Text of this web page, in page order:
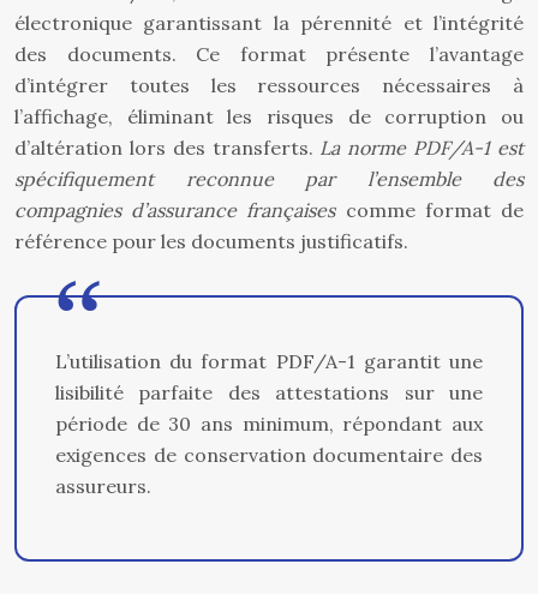
électronique garantissant la pérennité et l’intégrité
des documents. Ce format présente l’avantage
d’intégrer toutes les ressources nécessaires à
l’affichage, éliminant les risques de corruption ou
d’altération lors des transferts. La norme PDF/A-1 est
spécifiquement reconnue par l’ensemble des
compagnies d’assurance françaises comme format de
référence pour les documents justificatifs.
L’utilisation du format PDF/A-1 garantit une
lisibilité parfaite des attestations sur une
période de 30 ans minimum, répondant aux
exigences de conservation documentaire des
assureurs.